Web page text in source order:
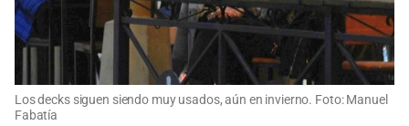
Los decks siguen siendo muy usados, aún en invierno. Foto: Manuel
Fabatía